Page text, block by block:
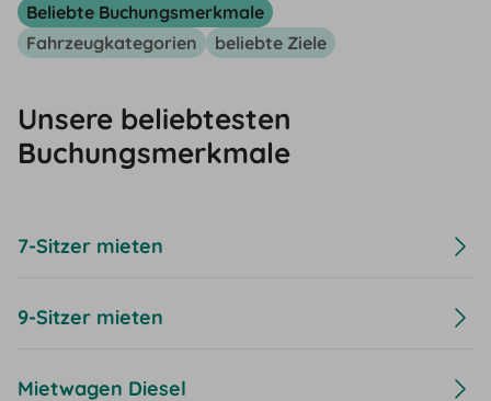
Beliebte Buchungsmerkmale
Fahrzeugkategorien
beliebte Ziele
Unsere beliebtesten
Buchungsmerkmale
7-Sitzer mieten
9-Sitzer mieten
Mietwagen Diesel